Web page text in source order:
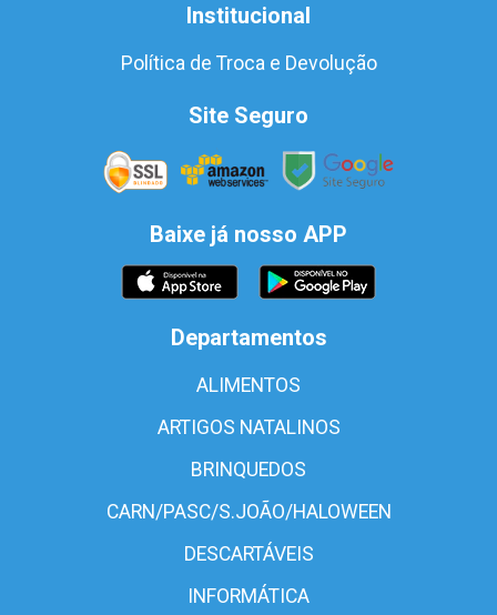
Institucional
Política de Troca e Devolução
Site Seguro
Baixe já nosso APP
Departamentos
ALIMENTOS
ARTIGOS NATALINOS
BRINQUEDOS
CARN/PASC/S.JOÃO/HALOWEEN
DESCARTÁVEIS
INFORMÁTICA